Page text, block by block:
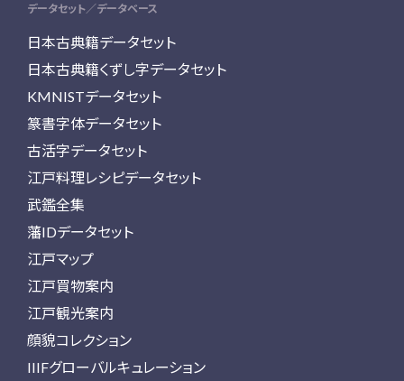
データセット／データベース
日本古典籍データセット
日本古典籍くずし字データセット
KMNISTデータセット
篆書字体データセット
古活字データセット
江戸料理レシピデータセット
武鑑全集
藩IDデータセット
江戸マップ
江戸買物案内
江戸観光案内
顔貌コレクション
IIIFグローバルキュレーション